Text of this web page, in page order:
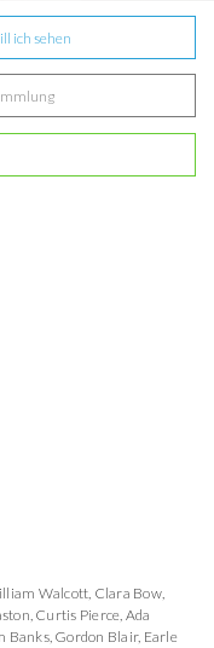
ich sehen
Walcott, Clara Bow,
, Curtis Pierce, Ada
Banks, Gordon Blair, Earle